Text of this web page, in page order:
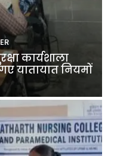
कार्यशाला
यातायात नियमों